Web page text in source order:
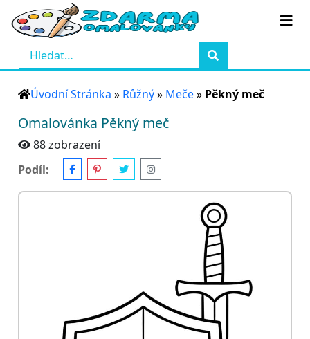
Úvodní Stránka » Růžný» Meče» Pěkný meč
Omalovánka Pěkný meč
88 zobrazení
Podíl: